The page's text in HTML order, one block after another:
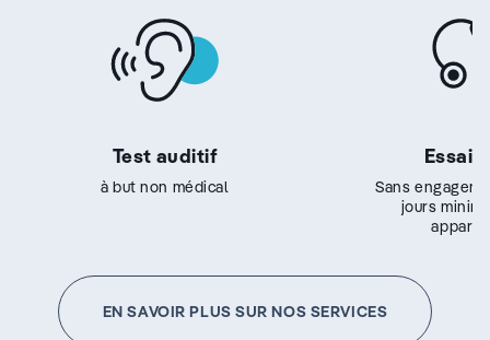
Test auditif
à but non médical
Essai
Sans
jours
EN SAVOIR PLUS SUR NOS SERVICES